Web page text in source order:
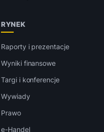
RYNEK
Raporty i prezentacje
Wyniki finansowe
Targi i konferencje
Wywiady
Prawo
e-Handel